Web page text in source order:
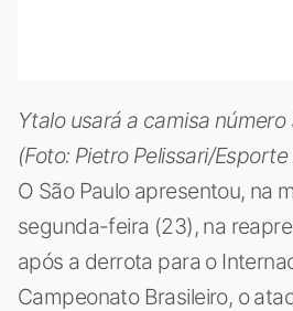
Ytalo usará a camisa número
(Foto: Pietro Pelissari/
O São Paulo apresentou, na
segunda-feira (23), na
após a derrota para o
Campeonato Brasileiro, o